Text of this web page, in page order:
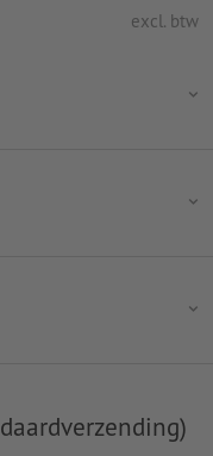
excl. btw